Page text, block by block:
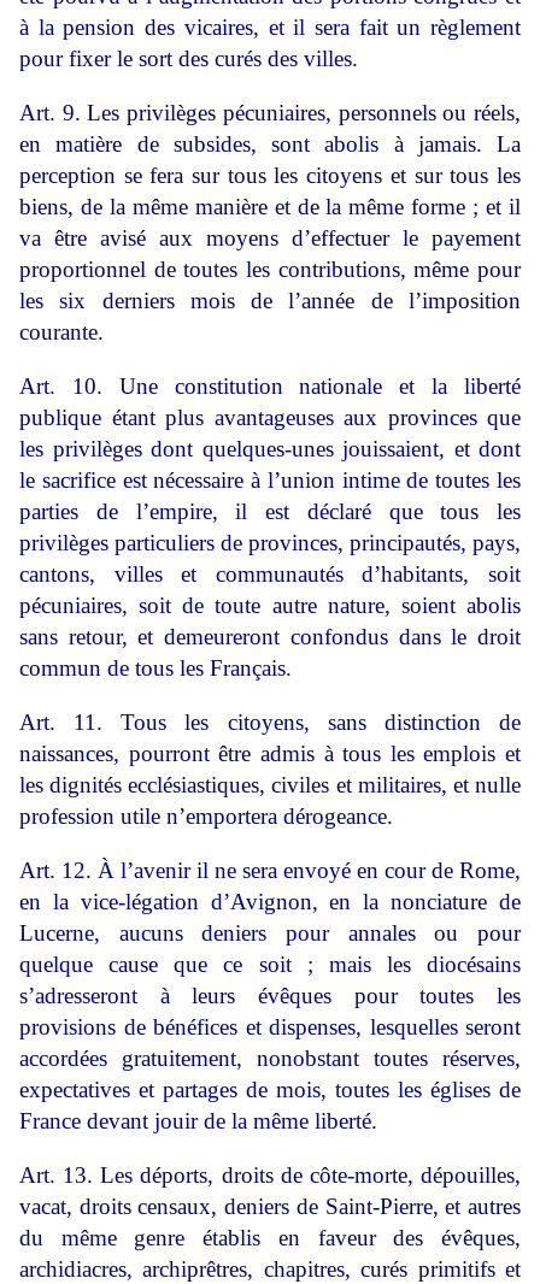
à la pension des vicaires, et il sera fait un règlement
pour fixer le sort des curés des villes.
Art. 9. Les privilèges pécuniaires, personnels ou réels,
en matière de subsides, sont abolis à jamais. La
perception se fera sur tous les citoyens et sur tous les
biens, de la même manière et de la même forme ; et il
va être avisé aux moyens d’effectuer le payement
proportionnel de toutes les contributions, même pour
les six derniers mois de l’année de l’imposition
courante.
Art. 10. Une constitution nationale et la liberté
publique étant plus avantageuses aux provinces que
les privilèges dont quelques-unes jouissaient, et dont
le sacrifice est nécessaire à l’union intime de toutes les
parties de l’empire, il est déclaré que tous les
privilèges particuliers de provinces, principautés, pays,
cantons, villes et communautés d’habitants, soit
pécuniaires, soit de toute autre nature, soient abolis
sans retour, et demeureront confondus dans le droit
commun de tous les Français.
Art. 11. Tous les citoyens, sans distinction de
naissances, pourront être admis à tous les emplois et
les dignités ecclésiastiques, civiles et militaires, et nulle
profession utile n’emportera dérogeance.
Art. 12. À l’avenir il ne sera envoyé en cour de Rome,
en la vice-légation d’Avignon, en la nonciature de
Lucerne, aucuns deniers pour annales ou pour
quelque cause que ce soit ; mais les diocésains
s’adresseront à leurs évêques pour toutes les
provisions de bénéfices et dispenses, lesquelles seront
accordées gratuitement, nonobstant toutes réserves,
expectatives et partages de mois, toutes les églises de
France devant jouir de la même liberté.
Art. 13. Les déports, droits de côte-morte, dépouilles,
vacat, droits censaux, deniers de Saint-Pierre, et autres
du même genre établis en faveur des évêques,
archidiacres, archiprêtres, chapitres, curés primitifs et